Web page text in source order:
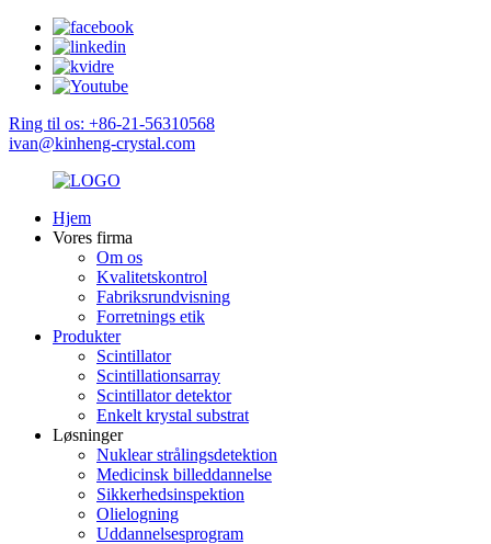
Ring til os: +86-21-56310568
ivan@kinheng-crystal.com
Hjem
Vores firma
Om os
Kvalitetskontrol
Fabriksrundvisning
Forretnings etik
Produkter
Scintillator
Scintillationsarray
Scintillator detektor
Enkelt krystal substrat
Løsninger
Nuklear strålingsdetektion
Medicinsk billeddannelse
Sikkerhedsinspektion
Olielogning
Uddannelsesprogram